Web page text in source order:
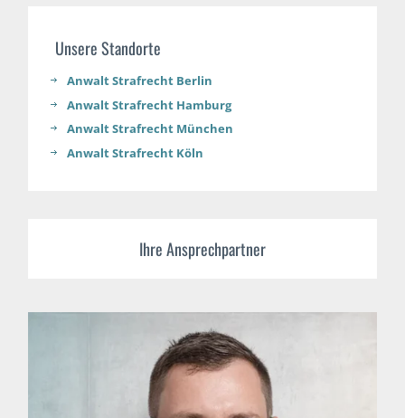
Unsere Standorte
Anwalt Strafrecht Berlin
Anwalt Strafrecht Hamburg
Anwalt Strafrecht München
Anwalt Strafrecht Köln
Ihre Ansprechpartner